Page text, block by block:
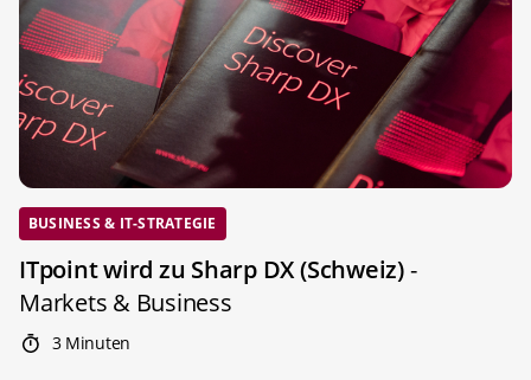
BUSINESS & IT-STRATEGIE
ITpoint wird zu Sharp DX (Schweiz)-
Markets & Business
3 Minuten